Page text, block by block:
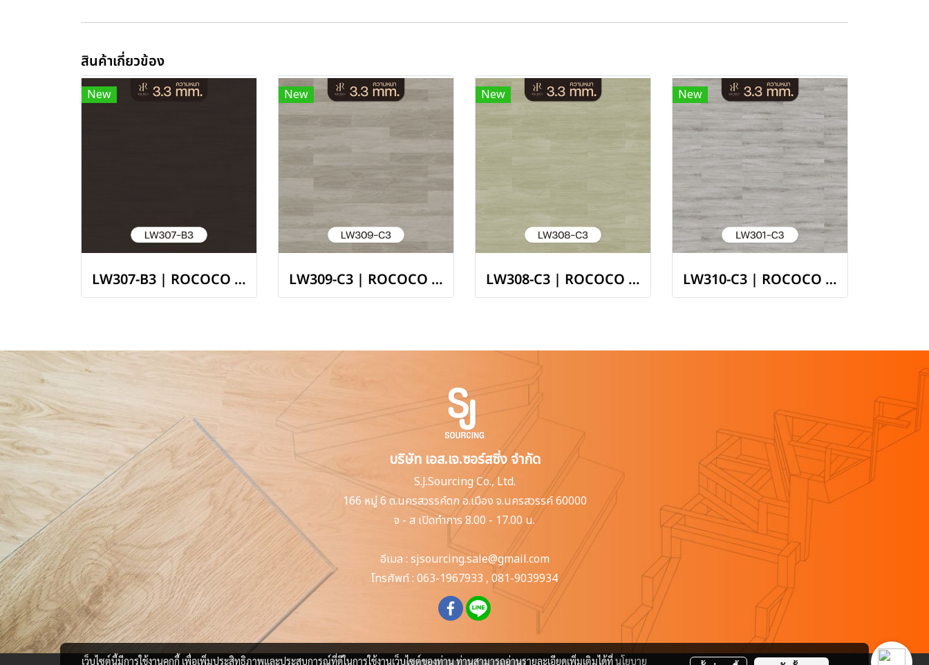
สินค้าเกี่ยวข้อง
New
LW307-B3 | ROCOCO พื้นไวนิล LVT หนา 3.3 มม. รุ่น RIVIERA
New
LW309-C3 | ROCOCO พื้นไวนิล LVT หนา 3.3 มม. รุ่น RIVIERA
New
LW308-C3 | ROCOCO พื้นไวนิล LVT หนา 3.3 มม. รุ่น RIVIERA
New
LW310-C3 | ROCOCO พื้นไวนิล LVT หนา 3.3 มม. รุ่น RIVIERA
บริษัท เอส.เจ.ซอร์สซิ่ง จำกัด
S.J.Sourcing Co., Ltd.
166 หมู่ 6 ต.นครสวรรค์ตกอ.เมือง จ.นครสวรรค์ 60000
จ - ส เปิดทำการ 8.00 - 17.00 น.
อีเมล : sjsourcing.sale@gmail.com
โทรศัพท์ : 063-1967933 , 081-9039934
เว็บไซต์นี้มีการใช้งานคุกกี้ เพื่อเพิ่มประสิทธิภาพและประสบการณ์ที่ดีในการใช้งานเว็บไซต์ของท่าน ท่านสามารถอ่านรายละเอียดเพิ่มเติมได้ที่นโยบาย